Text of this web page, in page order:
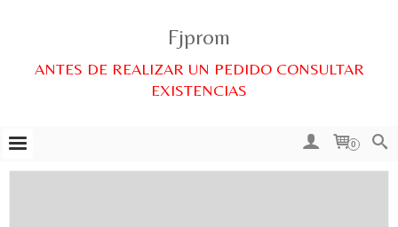
Fjprom
ANTES DE REALIZAR UN PEDIDO CONSULTAR
EXISTENCIAS
0